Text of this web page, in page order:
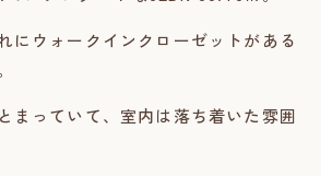
にウォークインクローゼットがある
まっていて、室内は落ち着いた雰囲